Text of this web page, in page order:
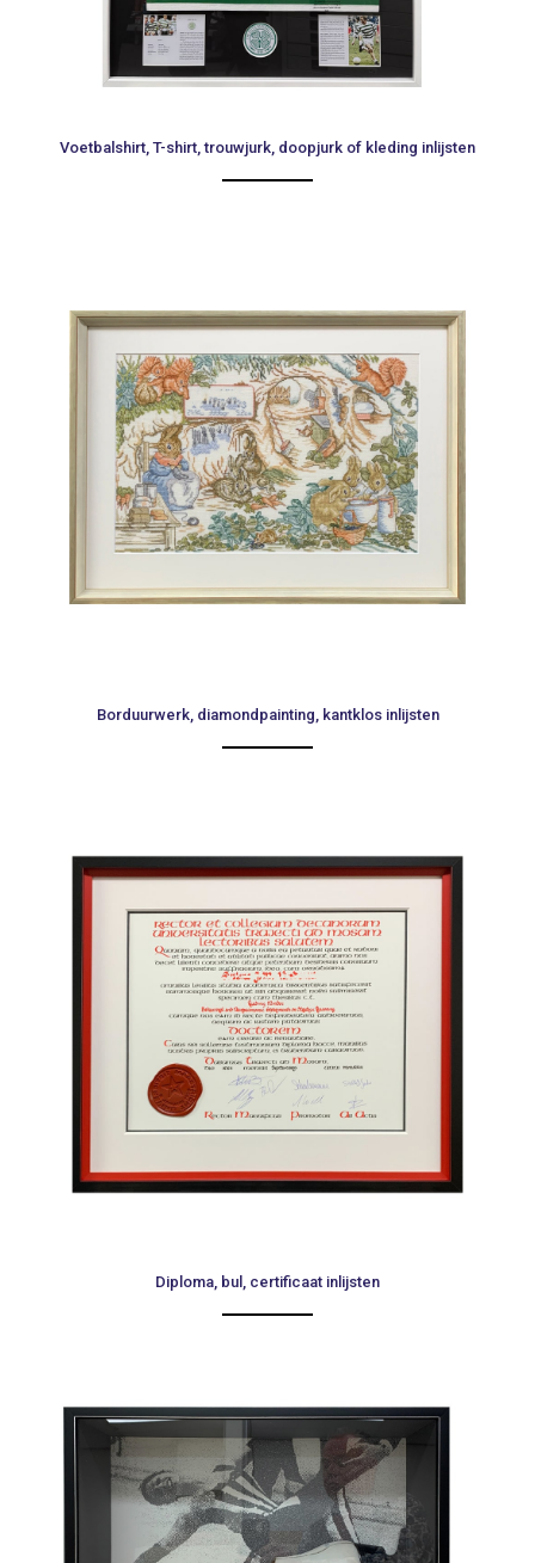
Voetbalshirt, T-shirt, trouwjurk, doopjurk of kleding inlijsten
Borduurwerk, diamondpainting, kantklos inlijsten
Diploma, bul, certificaat inlijsten